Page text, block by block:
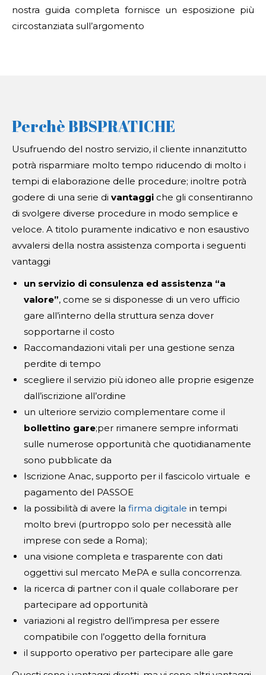
nostra guida completa fornisce un esposizione più
circostanziata sull’argomento
Perchè BBSPRATICHE
Usufruendo del nostro servizio, il cliente innanzitutto
potrà risparmiare molto tempo riducendo di molto i
tempi di elaborazione delle procedure; inoltre potrà
godere di una serie di vantaggi che gli consentiranno
di svolgere diverse procedure in modo semplice e
veloce. A titolo puramente indicativo e non esaustivo
avvalersi della nostra assistenza comporta i seguenti
vantaggi
un servizio di consulenza ed assistenza “a
valore”, come se si disponesse di un vero ufficio
gare all’interno della struttura senza dover
sopportarne il costo
Raccomandazioni vitali per una gestione senza
perdite di tempo
scegliere il servizio più idoneo alle proprie esigenze
dall’iscrizione all’ordine
un ulteriore servizio complementare come il
bollettino gare;per rimanere sempre informati
sulle numerose opportunità che quotidianamente
sono pubblicate da
Iscrizione Anac, supporto per il fascicolo virtuale e
pagamento del PASSOE
la possibilità di avere la firma digitale in tempi
molto brevi (purtroppo solo per necessità alle
imprese con sede a Roma);
una visione completa e trasparente con dati
oggettivi sul mercato MePA e sulla concorrenza.
la ricerca di partner con il quale collaborare per
partecipare ad opportunità
variazioni al registro dell’impresa per essere
compatibile con l’oggetto della fornitura
il supporto operativo per partecipare alle gare